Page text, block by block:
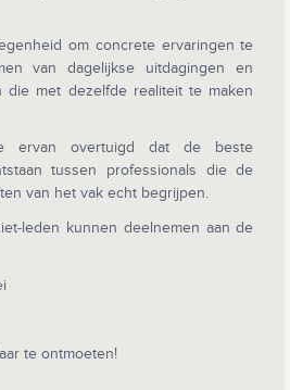
om concrete ervaringen te
van dagelijkse uitdagingen en
die met dezelfde realiteit te maken
ervan overtuigd dat de beste
tussen professionals die de
van het vak echt begrijpen.
leden kunnen deelnemen aan de
te ontmoeten!